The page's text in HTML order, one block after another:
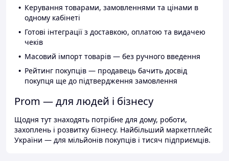
Керування товарами, замовленнями та цінами в
одному кабінеті
Готові інтеграції з доставкою, оплатою та видачею
чеків
Масовий імпорт товарів — без ручного введення
Рейтинг покупців — продавець бачить досвід
покупця ще до підтвердження замовлення
Prom — для людей і бізнесу
Щодня тут знаходять потрібне для дому, роботи,
захоплень і розвитку бізнесу. Найбільший маркетплейс
України — для мільйонів покупців і тисяч підприємців.